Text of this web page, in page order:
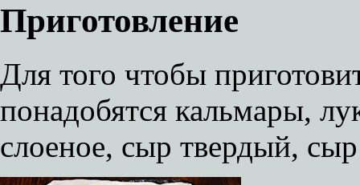
Приготовление
Для того чтобы
понадобятся кальмары,
слоеное, сыр твердый,